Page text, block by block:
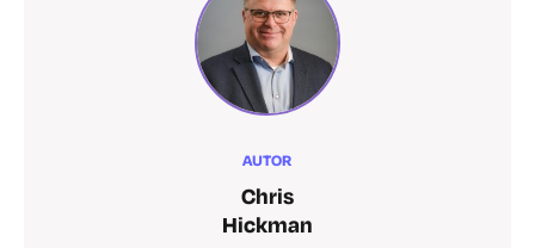
AUTOR
Chris
Hickman